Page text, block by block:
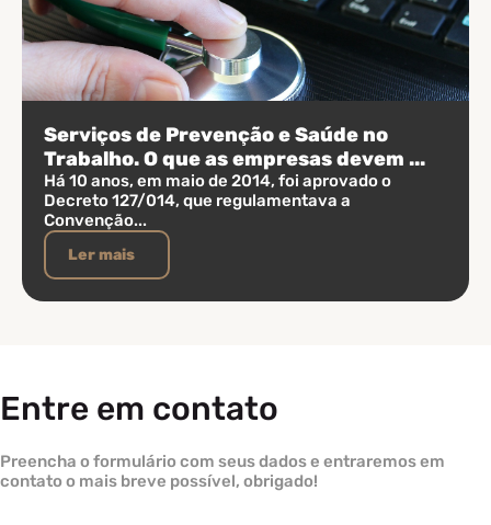
Serviços de Prevenção e Saúde no
Trabalho. O que as empresas devem ...
Há 10 anos, em maio de 2014, foi aprovado o
Decreto 127/014, que regulamentava a
Convenção...
Ler mais
Entre em contato
Preencha o formulário com seus dados e entraremos em
contato o mais breve possível, obrigado!